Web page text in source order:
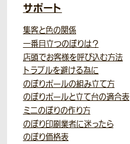
サポート
集客と色の関係
一番目立つのぼりは？
店頭でお客様を呼び込む方法
トラブルを避ける為に
のぼりポールの組み立て方
のぼりポールと立て台の適合表
ミニのぼりの作り方
のぼり印刷業者に迷ったら
のぼり価格表